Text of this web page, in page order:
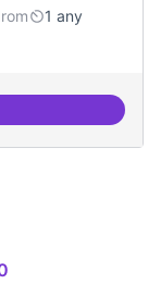
1 any
antena